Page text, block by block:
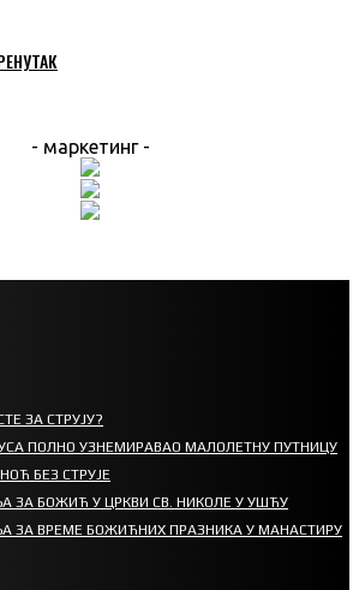
- маркетинг -
ЗА СТРУЈУ?
ПОЛНО УЗНЕМИРАВАО МАЛОЛЕТНУ ПУТНИЦУ
БЕЗ СТРУЈЕ
ЗА БОЖИЋ У ЦРКВИ СВ. НИКОЛЕ У УШЋУ
ЗА ВРЕМЕ БОЖИЋНИХ ПРАЗНИКА У МАНАСТИРУ